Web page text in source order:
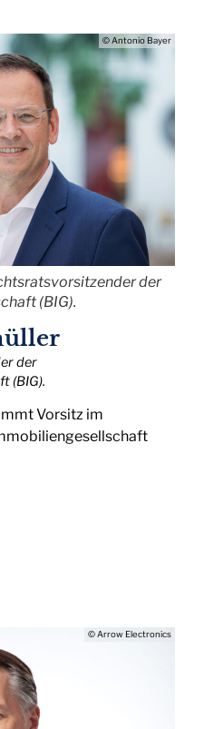
© Antonio Bayer
der
(BIG).
der
(BIG).
Vorsitz im
© Arrow Electronics